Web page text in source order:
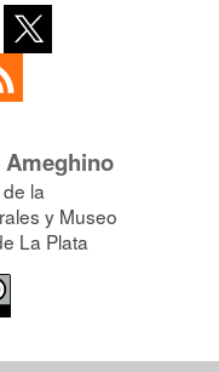
la
y Museo
La Plata